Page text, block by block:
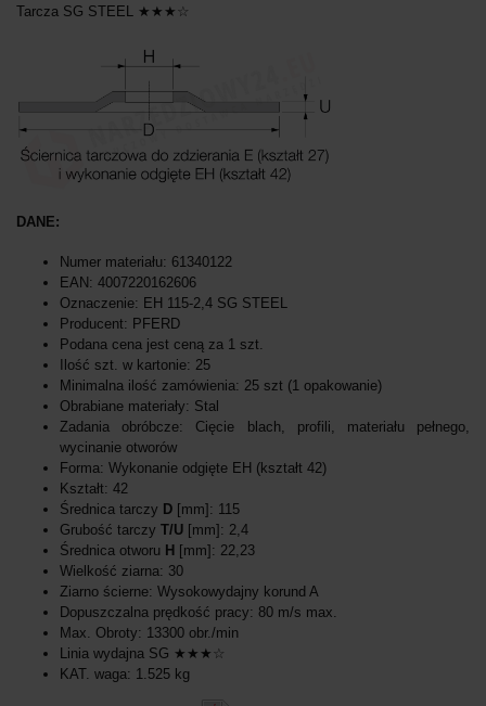
Tarcza SG STEEL ★★★☆
DANE:
Numer materiału: 61340122
EAN: 4007220162606
Oznaczenie: EH 115-2,4 SG STEEL
Producent: PFERD
Podana cena jest ceną za 1 szt.
Ilość szt. w kartonie: 25
Minimalna ilość zamówienia: 25 szt (1 opakowanie)
Obrabiane materiały: Stal
Zadania obróbcze: Cięcie blach, profili, materiału pełnego,
wycinanie otworów
Forma: Wykonanie odgięte EH (kształt 42)
Kształt: 42
Średnica tarczy D [mm]: 115
Grubość tarczy T/U [mm]: 2,4
Średnica otworu H [mm]: 22,23
Wielkość ziarna: 30
Ziarno ścierne: Wysokowydajny korund A
Dopuszczalna prędkość pracy: 80 m/s max.
Max. Obroty: 13300 obr./min
Linia wydajna SG ★★★☆
KAT. waga: 1.525 kg